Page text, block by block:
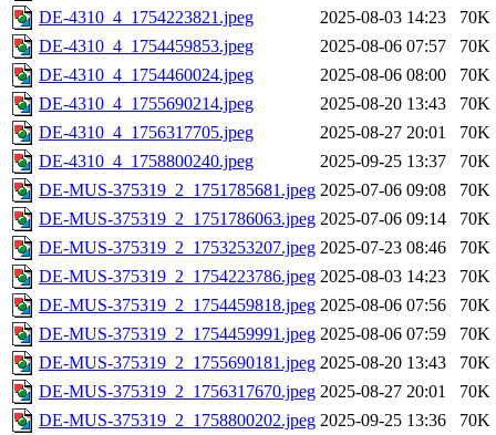
DE-4310_4_1754223821.jpeg
2025-08-03 14:23
70K
DE-4310_4_1754459853.jpeg
2025-08-06 07:57
70K
DE-4310_4_1754460024.jpeg
2025-08-06 08:00
70K
DE-4310_4_1755690214.jpeg
2025-08-20 13:43
70K
DE-4310_4_1756317705.jpeg
2025-08-27 20:01
70K
DE-4310_4_1758800240.jpeg
2025-09-25 13:37
70K
DE-MUS-375319_2_1751785681.jpeg 2025-07-06 09:08
70K
DE-MUS-375319_2_1751786063.jpeg 2025-07-06 09:14
70K
DE-MUS-375319_2_1753253207.jpeg 2025-07-23 08:46
70K
DE-MUS-375319_2_1754223786.jpeg 2025-08-03 14:23
70K
DE-MUS-375319_2_1754459818.jpeg 2025-08-06 07:56
70K
DE-MUS-375319_2_1754459991.jpeg 2025-08-06 07:59
70K
DE-MUS-375319_2_1755690181.jpeg 2025-08-20 13:43
70K
DE-MUS-375319_2_1756317670.jpeg 2025-08-27 20:01
70K
DE-MUS-375319_2_1758800202.jpeg 2025-09-25 13:36
70K